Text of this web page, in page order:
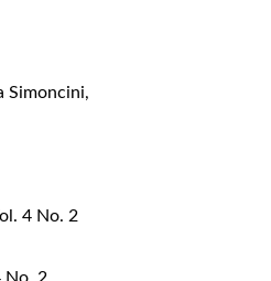
Simoncini,
4 No. 2